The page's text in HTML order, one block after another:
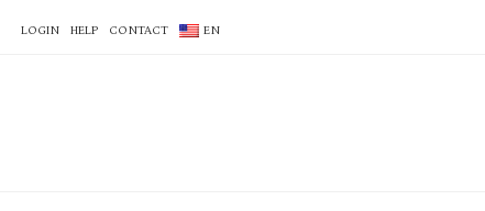
LOGIN HELP CONTACT EN